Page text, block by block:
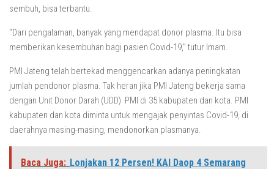
sembuh, bisa terbantu.
“Dari pengalaman, banyak yang mendapat donor plasma. Itu bisa
memberikan kesembuhan bagi pasien Covid-19,” tutur Imam.
PMI Jateng telah bertekad menggencarkan adanya peningkatan
jumlah pendonor plasma. Tak heran jika PMI Jateng bekerja sama
dengan Unit Donor Darah (UDD) PMI di 35 kabupaten dan kota. PMI
kabupaten dan kota diminta untuk mengajak penyintas Covid-19, di
daerahnya masing-masing, mendonorkan plasmanya.
Baca Juga: Lonjakan 12 Persen! KAI Daop 4 Semarang